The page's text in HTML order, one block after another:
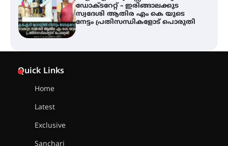
ട്യുണീഷ്യൻ ചിത്രം ” ദി വോയിസ്
ഓഫ് ഹിന്ദ് റജബ് ” ഇരിങ്ങാലക്കുട
Quick Links
Home
Latest
Exclusive